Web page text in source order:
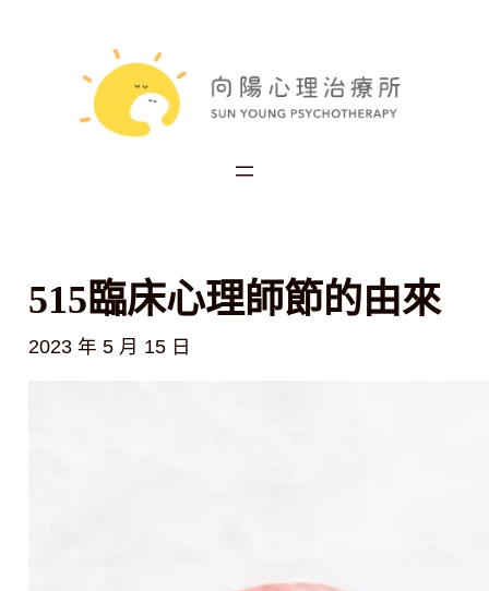
515臨床心理師節的由來
2023 年 5 月 15 日